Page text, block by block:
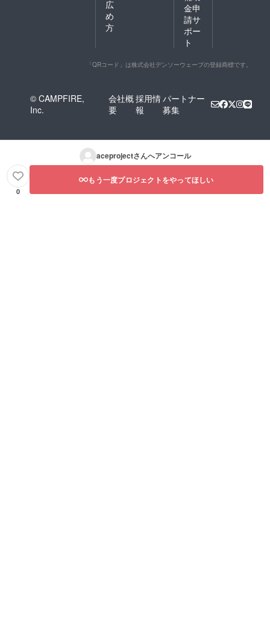
広
め
方
金申
請サ
ポー
ト
「QRコード」は株式会社デンソーウェーブの登録商標です。
© CAMPFIRE,
Inc.
会社概
要
採用情
報
パートナー
募集
aceprojectさんへアンコール
0
もう一度プロジェクトをやってほしい